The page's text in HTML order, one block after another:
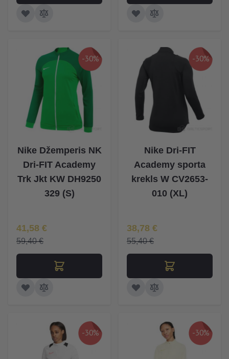
-30%
Nike Džemperis NK
Dri-FIT Academy
Trk Jkt KW DH9250
329 (S)
Īpaša Cena
41,58 €
59,40 €
-30%
Nike Dri-FIT
Academy sporta
krekls W CV2653-
010 (XL)
Īpaša Cena
38,78 €
55,40 €
-30% -30%